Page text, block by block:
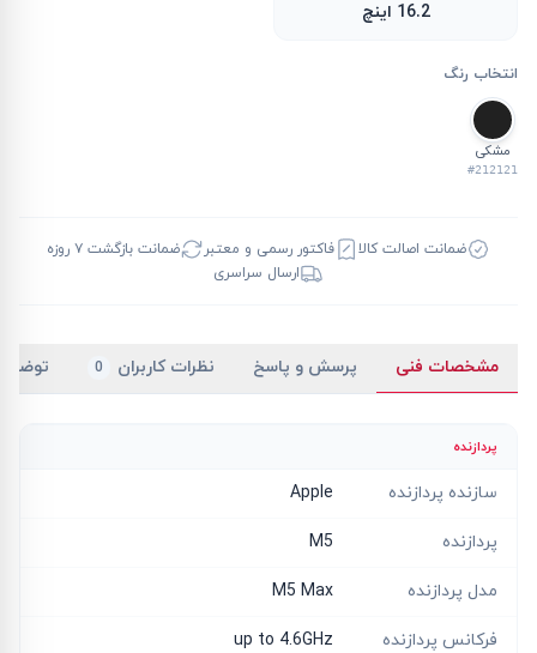
16.2 اینچ
انتخاب رنگ
مشکی
#212121
ضمانت اصالت کالا فاکتور رسمی و معتبر
ضمانت بازگشت ۷ روزه
ارسال سراسری
مشخصات فنی پرسش و پاسخ نظرات کاربران 0
پردازنده
سازنده پردازنده Apple
پردازنده M5
مدل پردازنده M5 Max
فرکانس پردازنده up to 4.6GHz